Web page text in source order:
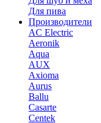
Для пива
Производители
AC Electric
Aeronik
Aqua
AUX
Axioma
Aurus
Ballu
Casarte
Centek